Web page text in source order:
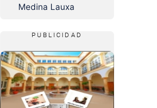
Medina Lauxa
PUBLICIDAD